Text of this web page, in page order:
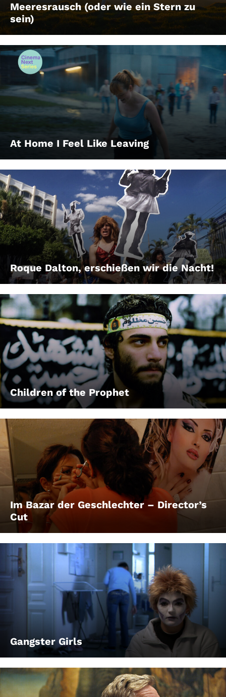
Meeresrausch (oder wie ein Stern zu
sein)
At Home I Feel Like Leaving
Roque Dalton, erschießen wir die Nacht!
Children of the Prophet
Im Bazar der Geschlechter – Director’s
Cut
Gangster Girls